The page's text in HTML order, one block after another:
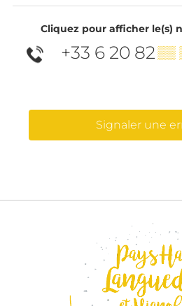
Cliquez pour afficher le(s)
+33 6 20 82▒▒
Signaler une